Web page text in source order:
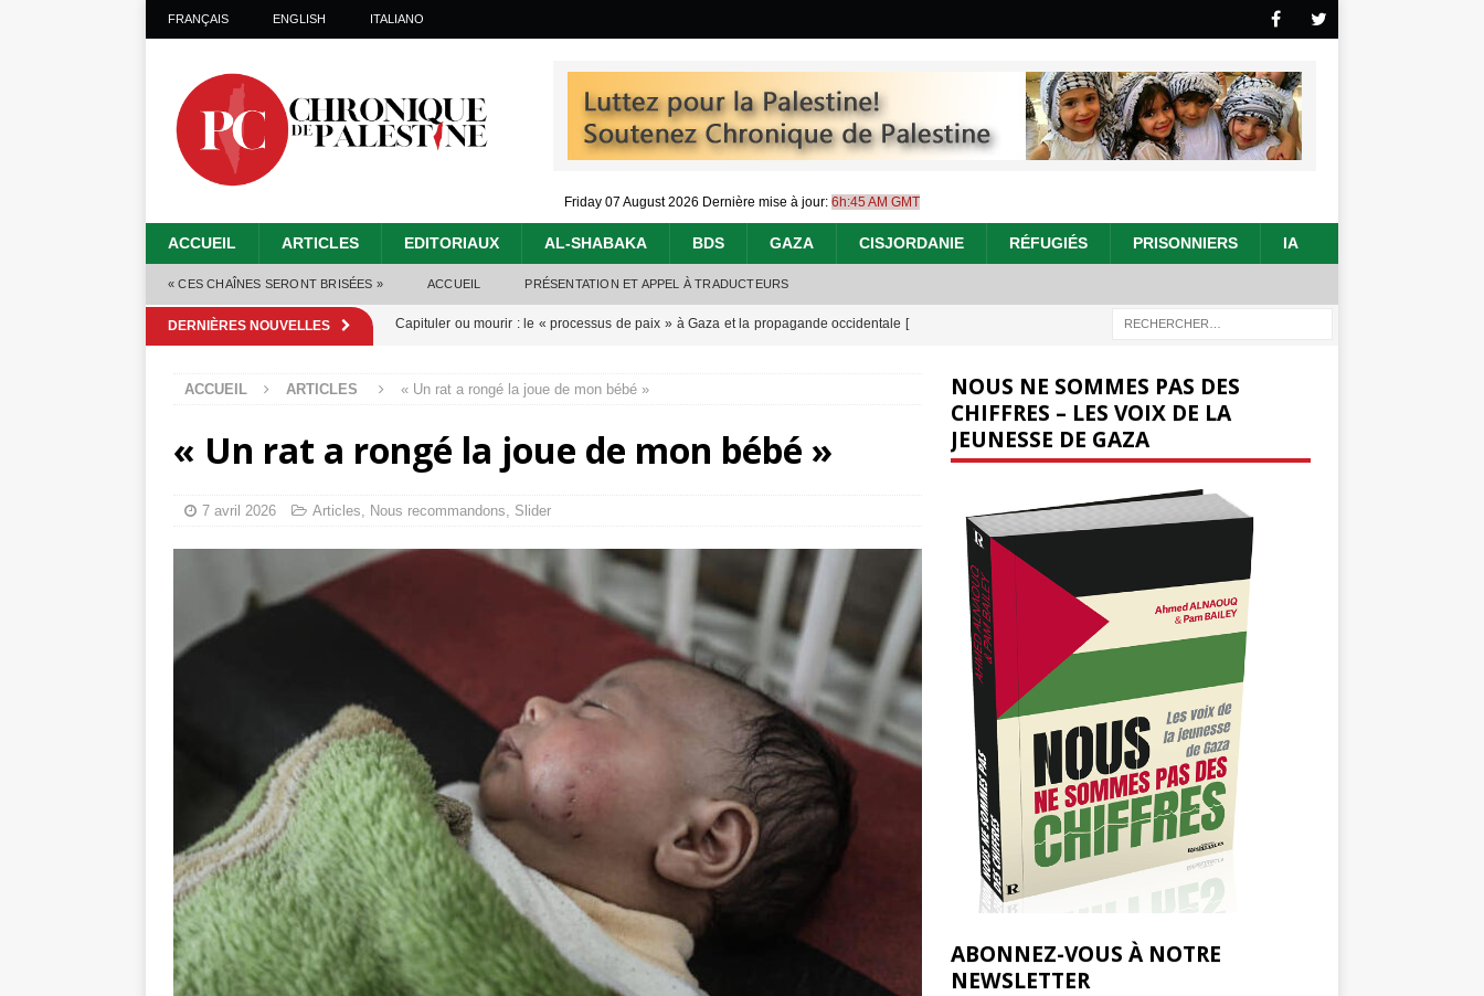
FRANÇAIS ENGLISH ITALIANO
Friday 07 August 2026 Dernière mise à jour: 6h:45 AM GMT
ACCUEIL ARTICLES EDITORIAUX AL-SHABAKA BDS GAZA CISJORDANIE RÉFUGIÉS PRISONNIERS IA
« CES CHAÎNES SERONT BRISÉES » ACCUEIL PRÉSENTATION ET APPEL À TRADUCTEURS
DERNIÈRES NOUVELLES Capituler ou mourir : le « processus de paix » à Gaza et la propagande occidentale [
Mille jours de génocide : l’histoire de Gaza au-delà des chiffres
Les Israéliens effacent les preuves du génocide à Gaza [ 4 août 2026 ]
Alors que Trump annonce un « accord de paix » à Gaza, les Israéliens multiplie les
tueries[ 4 août 2026 ]
Gaza : les Israéliens bombardent des entrepôts de médicaments, aggravant ainsi la
crise sanitaire déjà dramatique
ACCUEIL ARTICLES « Un rat a rongé la joue de mon bébé »
« Un rat a rongé la joue de mon bébé »
7 avril 2026 Articles, Nous recommandons, Slider
NOUS NE SOMMES PAS DES
CHIFFRES – LES VOIX DE LA
JEUNESSE DE GAZA
ABONNEZ-VOUS À NOTRE
NEWSLETTER